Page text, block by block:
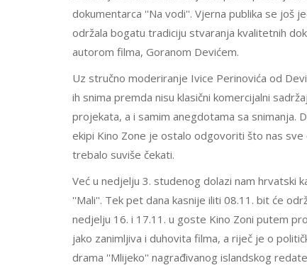
dokumentarca ''Na vodi''. Vjerna publika se još
održala bogatu tradiciju stvaranja kvalitetnih
autorom filma, Goranom Devićem.
Uz stručno moderiranje Ivice Perinovića od
ih snima premda nisu klasični komercijalni
projekata, a i samim anegdotama sa snimanja.
ekipi Kino Zone je ostalo odgovoriti što nas
trebalo suviše čekati.
Već u nedjelju 3. studenog dolazi nam hrvatski
''Mali''. Tek pet dana kasnije iliti 08.11. bit će
nedjelju 16. i 17.11. u goste Kino Zoni putem
jako zanimljiva i duhovita filma, a riječ je o
drama ''Mlijeko'' nagrađivanog islandskog